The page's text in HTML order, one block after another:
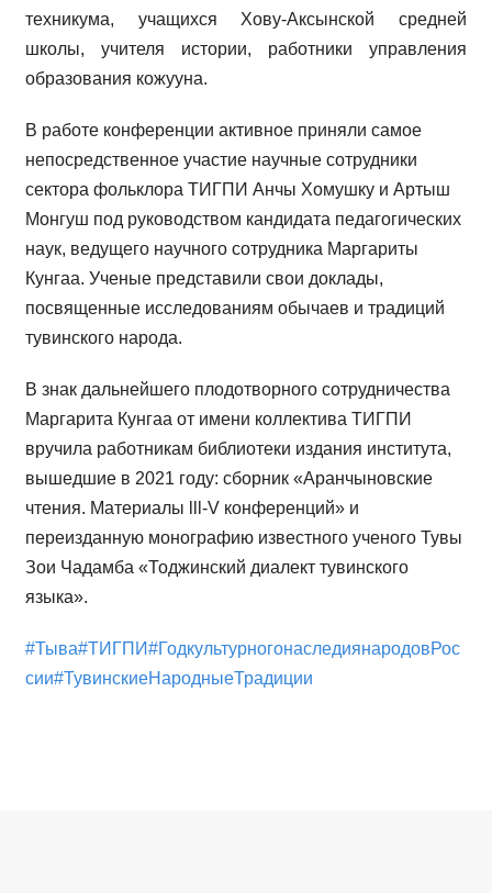
техникума, учащихся Хову-Аксынской средней
школы, учителя истории, работники управления
образования кожууна.
В работе конференции активное приняли самое
непосредственное участие научные сотрудники
сектора фольклора ТИГПИ Анчы Хомушку и Артыш
Монгуш под руководством кандидата педагогических
наук, ведущего научного сотрудника Маргариты
Кунгаа. Ученые представили свои доклады,
посвященные исследованиям обычаев и традиций
тувинского народа.
В знак дальнейшего плодотворного сотрудничества
Маргарита Кунгаа от имени коллектива ТИГПИ
вручила работникам библиотеки издания института,
вышедшие в 2021 году: сборник «Аранчыновские
чтения. Материалы lll-V конференций» и
переизданную монографию известного ученого Тувы
Зои Чадамба «Тоджинский диалект тувинского
языка».
#Тыва#ТИГПИ#ГодкультурногонаследиянародовРос
сии#ТувинскиеНародныеТрадиции